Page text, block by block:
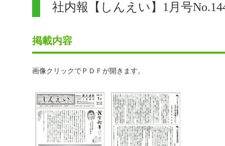
社内報【しんえい】1月号
掲載内容
画像クリックでＰＤＦが開きます。